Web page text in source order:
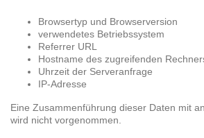
Browsertyp und Browserversion
verwendetes Betriebssystem
Referrer URL
Hostname des zugreifenden
Uhrzeit der Serveranfrage
IP-Adresse
Eine Zusammenführung dieser Daten mit
wird nicht vorgenommen.